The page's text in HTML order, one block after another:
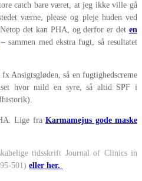
catch bare været, at jeg ikke ville gå
værne, please og pleje huden ved
Netop det kan PHA, og derfor er deten
sammen med ekstra fugt, så resultatet
Ansigtsgløden, så en fugtighedscreme
hvor mild en syre, så altid SPF i
Lige fra Karmamejus gode maske
tidsskrift Journal of Clinics in
501) eller her.